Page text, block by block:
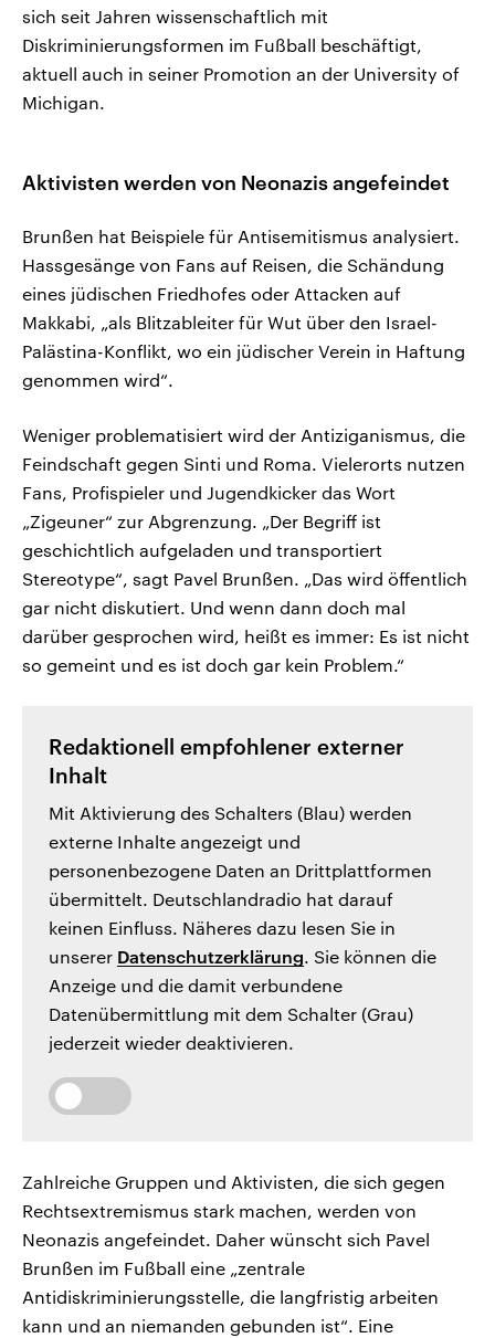
sich seit Jahren wissenschaftlich mit
Diskriminierungsformen im Fußball beschäftigt,
aktuell auch in seiner Promotion an der University of
Michigan.
Aktivisten werden von Neonazis angefeindet
Brunßen hat Beispiele für Antisemitismus analysiert.
Hassgesänge von Fans auf Reisen, die Schändung
eines jüdischen Friedhofes oder Attacken auf
Makkabi, „als Blitzableiter für Wut über den Israel-
Palästina-Konflikt, wo ein jüdischer Verein in Haftung
genommen wird“.
Weniger problematisiert wird der Antiziganismus, die
Feindschaft gegen Sinti und Roma. Vielerorts nutzen
Fans, Profispieler und Jugendkicker das Wort
„Zigeuner“ zur Abgrenzung. „Der Begriff ist
geschichtlich aufgeladen und transportiert
Stereotype“, sagt Pavel Brunßen. „Das wird öffentlich
gar nicht diskutiert. Und wenn dann doch mal
darüber gesprochen wird, heißt es immer: Es ist nicht
so gemeint und es ist doch gar kein Problem.“
Redaktionell empfohlener externer
Inhalt
Mit Aktivierung des Schalters (Blau) werden
externe Inhalte angezeigt und
personenbezogene Daten an Drittplattformen
übermittelt. Deutschlandradio hat darauf
keinen Einfluss. Näheres dazu lesen Sie in
unserer Datenschutzerklärung. Sie können die
Anzeige und die damit verbundene
Datenübermittlung mit dem Schalter (Grau)
jederzeit wieder deaktivieren.
Zahlreiche Gruppen und Aktivisten, die sich gegen
Rechtsextremismus stark machen, werden von
Neonazis angefeindet. Daher wünscht sich Pavel
Brunßen im Fußball eine „zentrale
Antidiskriminierungsstelle, die langfristig arbeiten
kann und an niemanden gebunden ist“. Eine